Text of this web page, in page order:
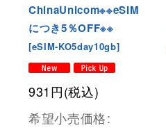
ChinaUnicom※※eSIM
につき5％OFF※※
[eSIM-KO5day10gb]
931円(税込)
希望小売価格: